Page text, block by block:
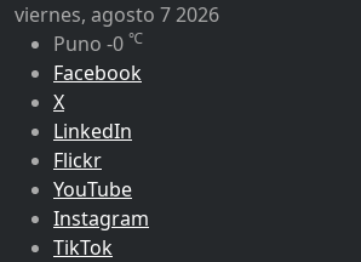
viernes, agosto 7 2026
Puno -0 ℃
Facebook
X
LinkedIn
Flickr
YouTube
Instagram
TikTok